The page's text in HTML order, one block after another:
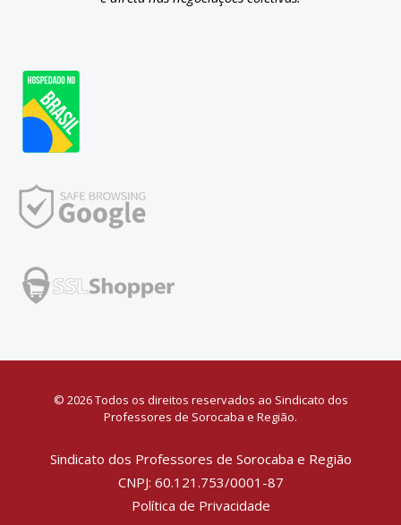
© 2026 Todos os direitos reservados ao Sindicato dos
Professores de Sorocaba e Região.
Sindicato dos Professores de Sorocaba e Região
CNPJ: 60.121.753/0001-87
Política de Privacidade